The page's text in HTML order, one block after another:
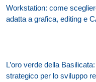
Workstation: come
adatta a grafica, editing e
L’oro verde della
strategico per lo sviluppo